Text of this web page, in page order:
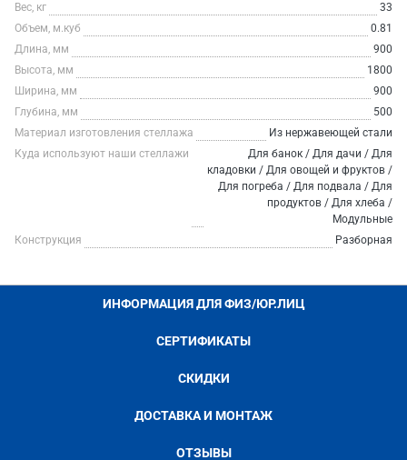
Вес, кг
33
Объем, м.куб
0.81
Длина, мм
900
Высота, мм
1800
Ширина, мм
900
Глубина, мм
500
Материал изготовления стеллажа
Из нержавеющей стали
Куда используют наши стеллажи
Для банок / Для дачи / Для
кладовки / Для овощей и фруктов /
Для погреба / Для подвала / Для
продуктов / Для хлеба /
Модульные
Конструкция
Разборная
ИНФОРМАЦИЯ ДЛЯ ФИЗ/ЮР.ЛИЦ
СЕРТИФИКАТЫ
СКИДКИ
ДОСТАВКА И МОНТАЖ
ОТЗЫВЫ